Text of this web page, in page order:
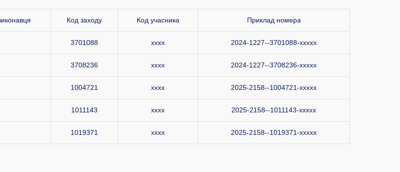
Код заходу Код учасника Приклад номера
3701088 xxxx 2024-1227--3701088-xxxxx
3708236 xxxx 2024-1227--3708236-xxxxx
1004721 xxxx 2025-2158--1004721-xxxxx
1011143 xxxx 2025-2158--1011143-xxxxx
1019371 xxxx 2025-2158--1019371-xxxxx